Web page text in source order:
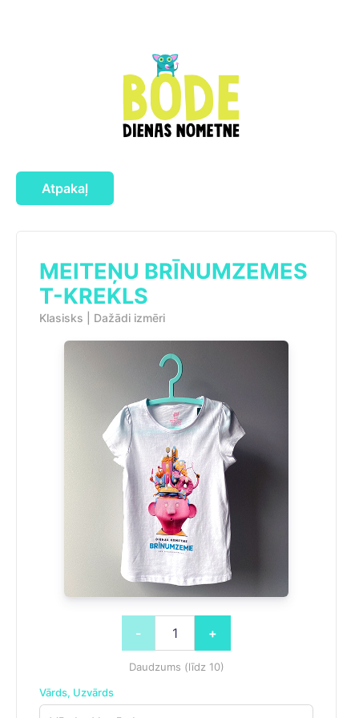
Atpakaļ
MEITEŅU BRĪNUMZEMES
T-KREKLS
Klasisks | Dažādi izmēri
- +
Daudzums (līdz 10)
Vārds, Uzvārds